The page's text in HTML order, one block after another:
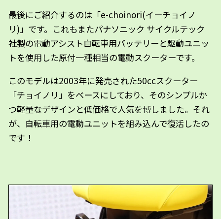
最後にご紹介するのは「e-choinori(イーチョイノ
リ)」です。これもまたパナソニック サイクルテック
社製の電動アシスト自転車用バッテリーと駆動ユニッ
トを使用した原付一種相当の電動スクーターです。
このモデルは2003年に発売された50ccスクーター
「チョイノリ」をベースにしており、そのシンプルか
つ軽量なデザインと低価格で人気を博しました。それ
が、自転車用の電動ユニットを組み込んで復活したの
です！